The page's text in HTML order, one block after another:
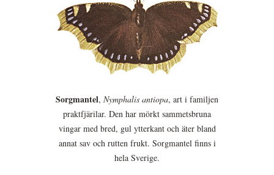
Sorgmantel, Nymphalis antiopa, art i familjen
praktfjärilar. Den har mörkt sammetsbruna
vingar med bred, gul ytterkant och äter bland
annat sav och rutten frukt. Sorgmantel finns i
hela Sverige.